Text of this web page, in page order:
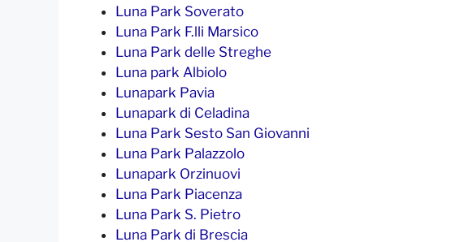
Luna Park Soverato
Luna Park F.lli Marsico
Luna Park delle Streghe
Luna park Albiolo
Lunapark Pavia
Lunapark di Celadina
Luna Park Sesto San Giovanni
Luna Park Palazzolo
Lunapark Orzinuovi
Luna Park Piacenza
Luna Park S. Pietro
Luna Park di Brescia